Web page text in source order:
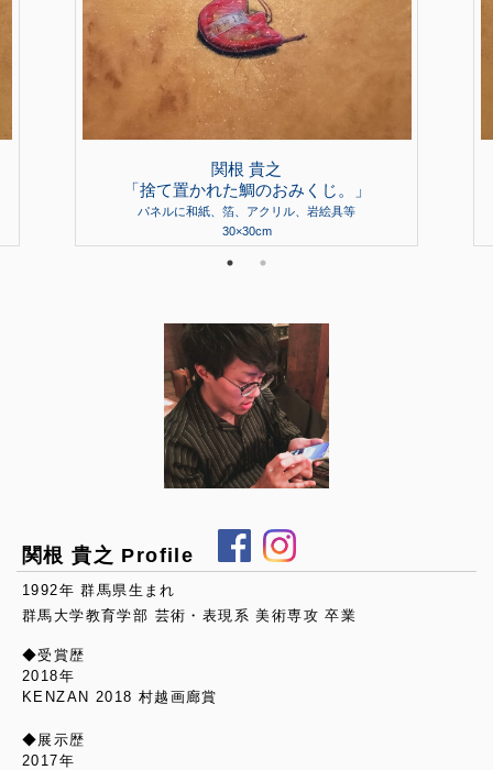
関根 貴之
「捨て置かれた鯛のおみくじ。」
パネルに和紙、箔、アクリル、岩絵具等
30×30cm
関根 貴之 Profile
1992年 群馬県生まれ
群馬大学教育学部 芸術・表現系 美術専攻 卒業
◆受賞歴
2018年
KENZAN 2018 村越画廊賞
◆展示歴
2017年